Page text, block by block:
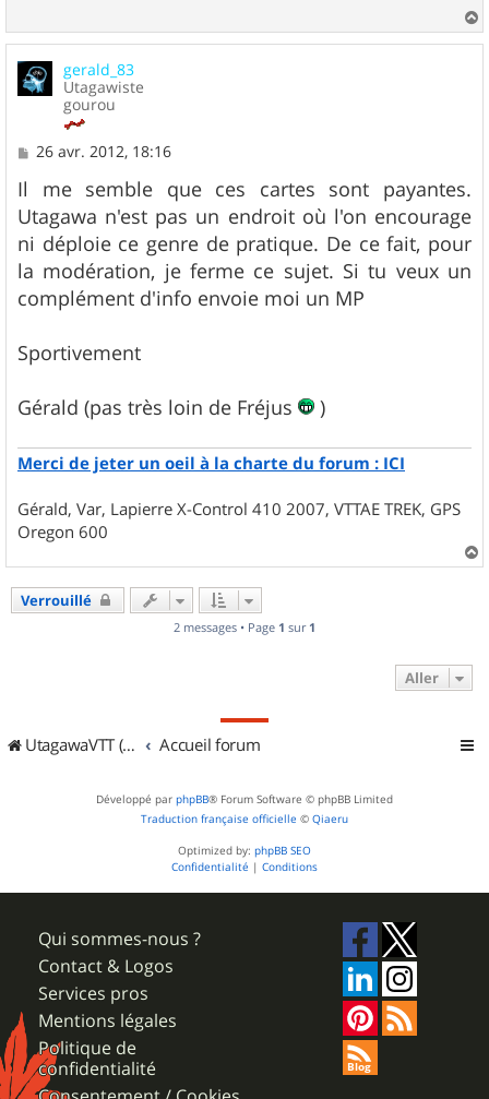
a
gerald_83
Utagawiste
gourou
M
a
g
e
26 avr. 2012, 18:16
Il me semble que ces cartes sont payantes.
Utagawa n'est pas un endroit où l'on encourage
ni déploie ce genre de pratique. De ce fait, pour
la modération, je ferme ce sujet. Si tu veux un
complément d'info envoie moi un MP
Sportivement
Gérald (pas très loin de Fréjus )
Merci de jeter un oeil à la charte du forum : ICI
Gérald, Var, Lapierre X-Control 410 2007, VTTAE TREK, GPS
Oregon 600
a
Verrouillé
2 messages • Page 1 sur 1
Aller
UtagawaVTT (Randos VTT et VTTAE avec traces GPS) Accueil forum
Développé par phpBB® Forum Software © phpBB Limited
Traduction française officielle © Qiaeru
Optimized by: phpBB SEO
Confidentialité | Conditions
Qui sommes-nous ?
Contact & Logos
Services pros
Mentions légales
Politique de
confidentialité